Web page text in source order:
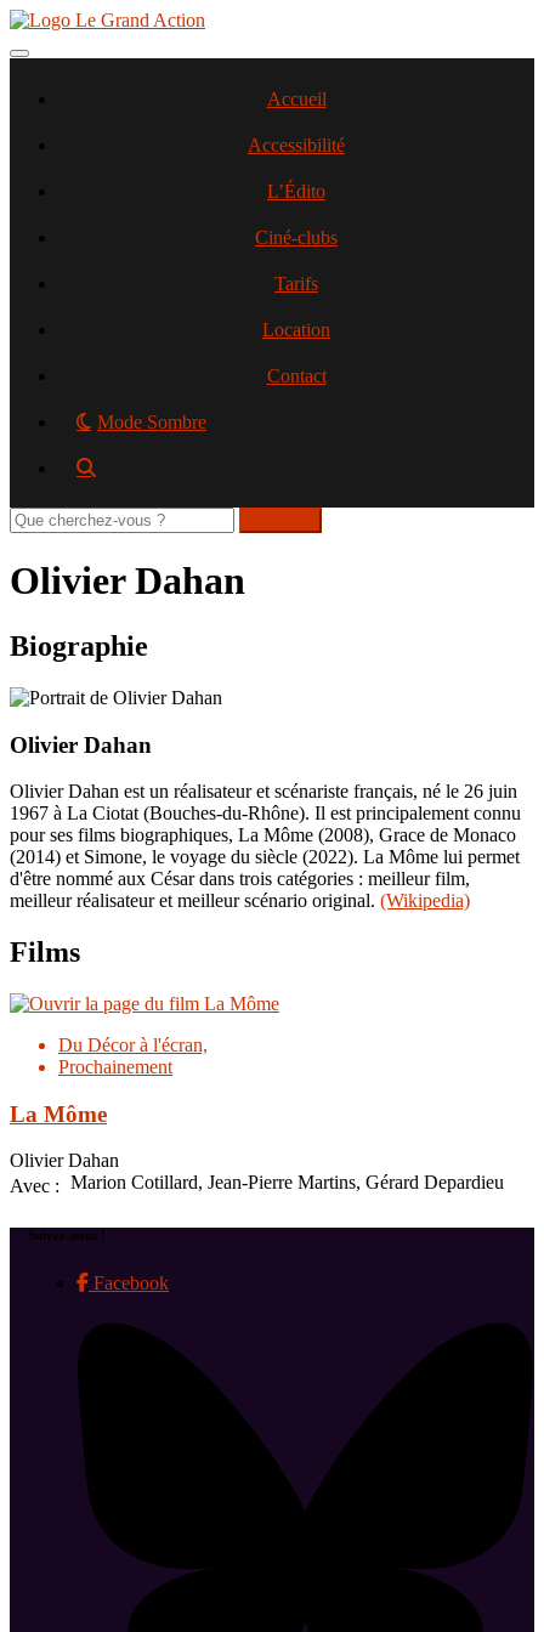
Aller
contenu
Toggle navigation
Accueil
Accessibilité
L’Édito
Ciné-clubs
Tarifs
Location
Contact
Mode Sombre
Rechercher
sur
site
Olivier Dahan
Biographie
Olivier Dahan
Olivier Dahan est un réalisateur et scénariste français, né le 26 juin
1967 à La Ciotat (Bouches-du-Rhône). Il est principalement connu
pour ses films biographiques, La Môme (2008), Grace de Monaco
(2014) et Simone, le voyage du siècle (2022). La Môme lui permet
d'être nommé aux César dans trois catégories : meilleur film,
meilleur réalisateur et meilleur scénario original. (Wikipedia)
Films
Du Décor à l'écran,
Prochainement
La Môme
Olivier Dahan
Avec : Marion Cotillard, Jean-Pierre Martins, Gérard Depardieu
Suivez-nous !
Facebook